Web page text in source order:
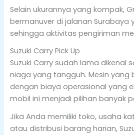
Selain ukurannya yang kompak,
bermanuver di jalanan Surabaya
sehingga aktivitas pengiriman
Suzuki Carry Pick Up
Suzuki Carry sudah lama dikenal
niaga yang tangguh. Mesin yang
dengan biaya operasional yang
mobil ini menjadi pilihan banyak
Jika Anda memiliki toko, usaha
atau distribusi barang harian,